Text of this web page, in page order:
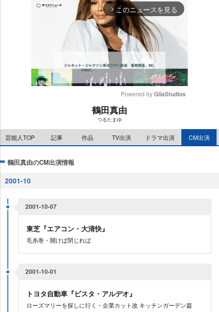
arrow_forward_ios このニュースを見る
e
Powered by GliaStudios
鶴田真由
つるたまゆ
芸能人TOP 記事 作品 TV出演 ドラマ出演 CM出演
鶴田真由のCM出演情報
2001-10
2001-10-07
東芝『エアコン・大清快』
毛糸巻・開けば閉じれば
2001-10-01
トヨタ自動車『ビスタ・アルデオ』
ローズマリーを探しに行く・企業カット改 キッチンガーデン篇